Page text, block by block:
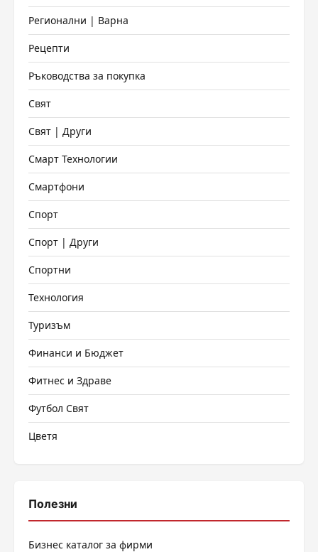
Регионални | Варна
Рецепти
Ръководства за покупка
Свят
Свят | Други
Смарт Технологии
Смартфони
Спорт
Спорт | Други
Спортни
Технология
Туризъм
Финанси и Бюджет
Фитнес и Здраве
Футбол Свят
Цветя
Полезни
Бизнес каталог за фирми